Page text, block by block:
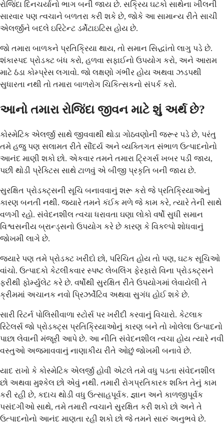
રોજિંદા દિનચર્યાનો ભાગ બની જાય છે. સક્રિય ઘટકો સાથેના ખીલની
સારવાર પણ ત્વચાને બળતરા કરી શકે છે, જોકે આ સામાન્ય રીતે સાચી
એલર્જીને બદલે ઇરિટેન્ટ ડર્મેટાઇટિસ હોય છે.
જો તમારા બાળકને પ્રતિક્રિયા થાય, તો સમાન સિદ્ધાંતો લાગુ પડે છે.
શંકાસ્પદ પ્રોડક્ટ બંધ કરો, હળવા સફાઈનો ઉપયોગ કરો, અને આરામ
માટે ઠંડા કોમ્પ્રેસ લગાવો. જો લક્ષણો ગંભીર હોય અથવા ઝડપથી
સુધારતા નથી તો તમારા બાળરોગ ચિકિત્સકનો સંપર્ક કરો.
આનો તમારા રોજિંદા જીવન માટે શું અર્થ છે?
કોસ્મેટિક એલર્જી સાથે જીવવાથી થોડા ગોઠવણોની જરૂર પડે છે, પરંતુ
તમે હજુ પણ સલામત રીતે સૌંદર્ય અને વ્યક્તિગત સંભાળ ઉત્પાદનોનો
આનંદ માણી શકો છો. એકવાર તમને તમારા ટ્રિગર્સ ખબર પડી જાય,
પછી થોડી પ્રેક્ટિસ સાથે ટાળવું એ બીજી પ્રકૃતિ બની જાય છે.
સુરક્ષિત પ્રોડક્ટ્સની સૂચિ બનાવવાનું શરૂ કરો જે પ્રતિક્રિયાઓનું
કારણ બનતી નથી. જ્યારે તમને કંઈક મળે જે કામ કરે, ત્યારે તેની સાથે
વળગી રહો. સંવેદનશીલ ત્વચા ધરાવતા ઘણા લોકો વર્ષો સુધી સમાન
વિશ્વસનીય બ્રાન્ડ્સનો ઉપયોગ કરે છે કારણ કે વિકલ્પો શોધવાનું
જોખમી લાગે છે.
જ્યારે પણ તમે પ્રોડક્ટ ખરીદો છો, પરિચિત હોય તો પણ, ઘટક સૂચિઓ
વાંચો. ઉત્પાદકો કેટલીકવાર સ્પષ્ટ લેબલિંગ ફેરફારો વિના પ્રોડક્ટ્સને
ફરીથી ફોર્મ્યુલેટ કરે છે. વર્ષોથી સુરક્ષિત રીતે ઉપયોગમાં લેવાયેલી તે
ક્રીમમાં અચાનક નવો પ્રિઝર્વેટિવ અથવા સુગંધ હોઈ શકે છે.
સારી રિટર્ન પોલિસીવાળા સ્ટોર્સ પર ખરીદી કરવાનું વિચારો. કેટલાક
રિટેલર્સ જો પ્રોડક્ટ્સ પ્રતિક્રિયાઓનું કારણ બને તો ખોલેલા ઉત્પાદનો
પાછા લેવાની મંજૂરી આપે છે. આ નીતિ સંવેદનશીલ ત્વચા હોય ત્યારે નવી
વસ્તુઓ અજમાવવાનું નાણાકીય રીતે ઓછું જોખમી બનાવે છે.
યાદ રાખો કે કોસ્મેટિક એલર્જી હોવી એટલે તમે વધુ પડતા સંવેદનશીલ
છો અથવા મુશ્કેલ છો એવું નથી. તમારી રોગપ્રતિકારક શક્તિ તેનું કામ
કરી રહી છે, કદાચ થોડી વધુ ઉત્સાહપૂર્વક. જ્ઞાન અને કાળજીપૂર્વક
પસંદગીઓ સાથે, તમે તમારી ત્વચાને સુરક્ષિત કરી શકો છો અને તે
ઉત્પાદનોનો આનંદ માણતા રહી શકો છો જે તમને સારું અનુભવે છે.